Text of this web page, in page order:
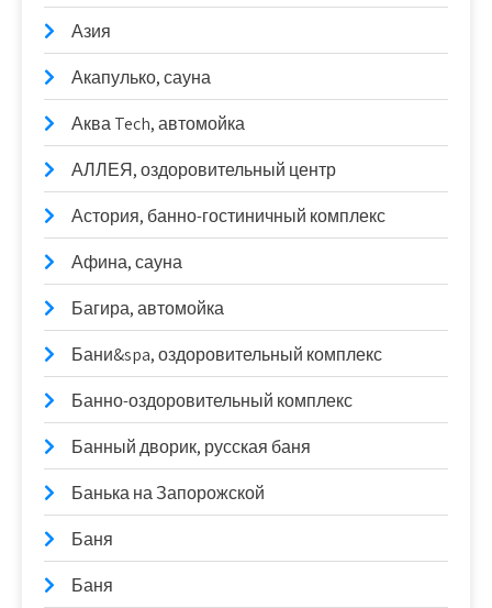
Азия
Акапулько, сауна
Аква Tech, автомойка
АЛЛЕЯ, оздоровительный центр
Астория, банно-гостиничный комплекс
Афина, сауна
Багира, автомойка
Бани&spa, оздоровительный комплекс
Банно-оздоровительный комплекс
Банный дворик, русская баня
Банька на Запорожской
Баня
Баня